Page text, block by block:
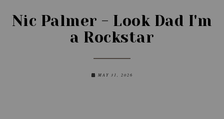
Nic Palmer - Look Dad I'm
a Rockstar
MAY 31, 2026